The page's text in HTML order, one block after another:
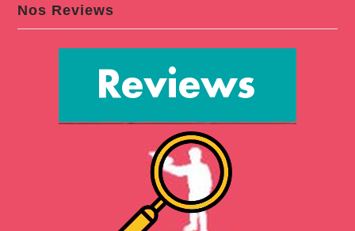
Nos Reviews